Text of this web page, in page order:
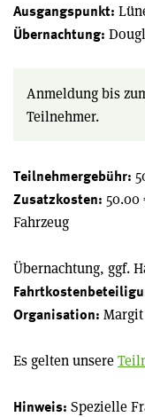
Ausgangspunkt:
Übernachtung:
Anmeldung bis
Teilnehmer.
Teilnehmergebühr:
Zusatzkosten:
Fahrzeug
Übernachtung, ggf.
Organisation:
Es gelten unsere
Hinweis: Spezielle